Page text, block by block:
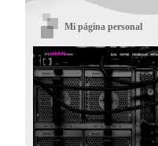
Mi página personal